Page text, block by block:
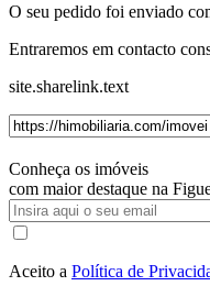
O seu pedido foi enviado
Entraremos em contacto
site.sharelink.text
Conheça os imóveis
com maior destaque na
Aceito a Política de